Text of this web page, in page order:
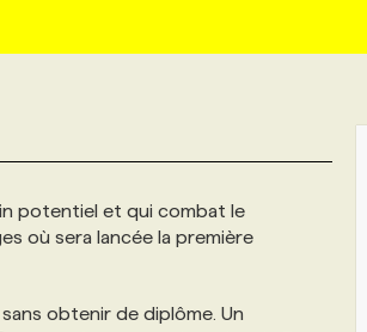
potentiel et qui combat le
où sera lancée la première
obtenir de diplôme. Un